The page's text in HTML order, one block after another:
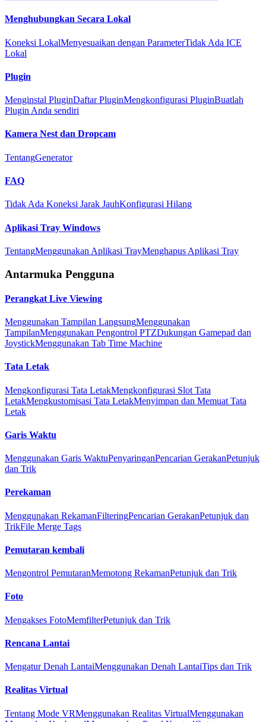
Menghubungkan Secara Lokal
Koneksi LokalMenyesuaikan dengan ParameterTidak Ada ICE
Lokal
Plugin
Menginstal PluginDaftar PluginMengkonfigurasi PluginBuatlah
Plugin Anda sendiri
Kamera Nest dan Dropcam
TentangGenerator
FAQ
Tidak Ada Koneksi Jarak JauhKonfigurasi Hilang
Aplikasi Tray Windows
TentangMenggunakan Aplikasi TrayMenghapus Aplikasi Tray
Antarmuka Pengguna
Perangkat Live Viewing
Menggunakan Tampilan LangsungMenggunakan
TampilanMenggunakan Pengontrol PTZDukungan Gamepad dan
JoystickMenggunakan Tab Time Machine
Tata Letak
Mengkonfigurasi Tata LetakMengkonfigurasi Slot Tata
LetakMengkustomisasi Tata LetakMenyimpan dan Memuat Tata
Letak
Garis Waktu
Menggunakan Garis WaktuPenyaringanPencarian GerakanPetunjuk
dan Trik
Perekaman
Menggunakan RekamanFilteringPencarian GerakanPetunjuk dan
TrikFile Merge Tags
Pemutaran kembali
Mengontrol PemutaranMemotong RekamanPetunjuk dan Trik
Foto
Mengakses FotoMemfilterPetunjuk dan Trik
Rencana Lantai
Mengatur Denah LantaiMenggunakan Denah LantaiTips dan Trik
Realitas Virtual
Tentang Mode VRMenggunakan Realitas VirtualMenggunakan